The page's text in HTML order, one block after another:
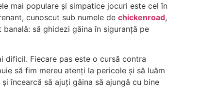
mai populare și simpatice jocuri este cel în
cunoscut sub numele de chickenroad,
să ghidezi găina în siguranță pe
dificil. Fiecare pas este o cursă contra
să fim mereu atenți la pericole și să luăm
încearcă să ajuți găina să ajungă cu bine